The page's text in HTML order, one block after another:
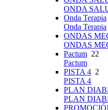
ONDA
Onda Terapia
Onda Terapia
ONDAS
ONDAS
Pactum 22
Pactum
PISTA 4 2
PISTA 4
PLAN
PLAN